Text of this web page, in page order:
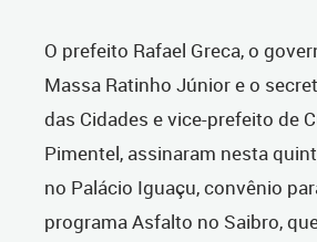
O prefeito Rafael Greca, o
Massa Ratinho Júnior e o
das Cidades e vice-prefeito de
Pimentel, assinaram nesta
no Palácio Iguaçu, convênio
programa Asfalto no Saibro,